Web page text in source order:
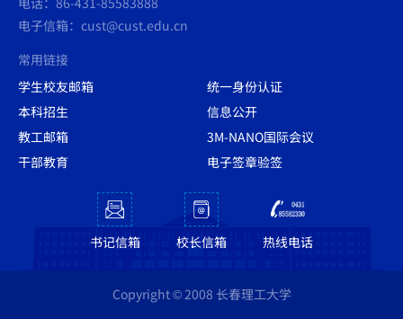
电子信箱：cust@cust.edu.cn
常用链接
学生校友邮箱
统一身份认证
本科招生
信息公开
教工邮箱
3M-NANO国际会议
干部教育
电子签章验签
书记信箱 校长信箱 热线电话
Copyright © 2008 长春理工大学